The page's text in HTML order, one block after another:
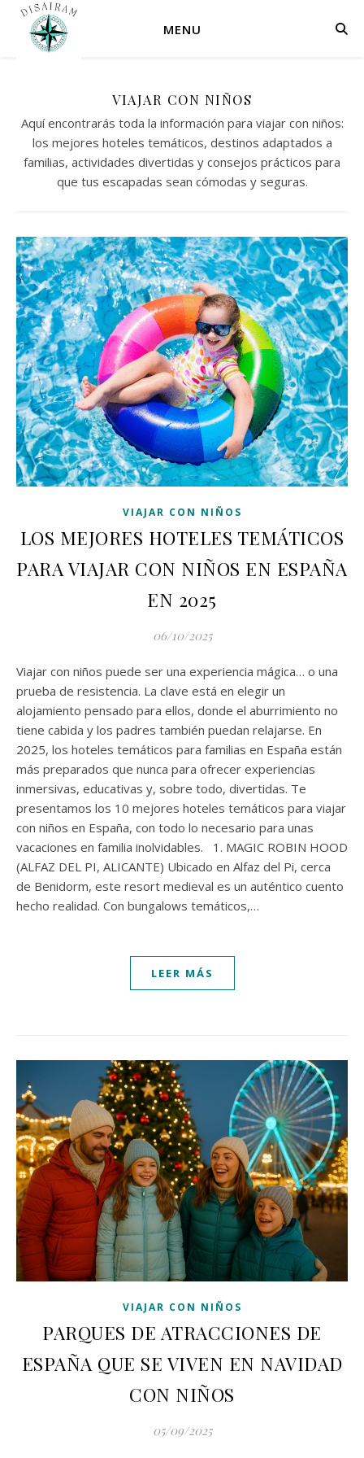
MENU
VIAJAR CON NIÑOS
Aquí encontrarás toda la información para viajar con niños:
los mejores hoteles temáticos, destinos adaptados a
familias, actividades divertidas y consejos prácticos para
que tus escapadas sean cómodas y seguras.
VIAJAR CON NIÑOS
LOS MEJORES HOTELES TEMÁTICOS
PARA VIAJAR CON NIÑOS EN ESPAÑA
EN 2025
06/10/2025
Viajar con niños puede ser una experiencia mágica… o una
prueba de resistencia. La clave está en elegir un
alojamiento pensado para ellos, donde el aburrimiento no
tiene cabida y los padres también puedan relajarse. En
2025, los hoteles temáticos para familias en España están
más preparados que nunca para ofrecer experiencias
inmersivas, educativas y, sobre todo, divertidas. Te
presentamos los 10 mejores hoteles temáticos para viajar
con niños en España, con todo lo necesario para unas
vacaciones en familia inolvidables. 1. MAGIC ROBIN HOOD
(ALFAZ DEL PI, ALICANTE) Ubicado en Alfaz del Pi, cerca
de Benidorm, este resort medieval es un auténtico cuento
hecho realidad. Con bungalows temáticos,…
LEER MÁS
VIAJAR CON NIÑOS
PARQUES DE ATRACCIONES DE
ESPAÑA QUE SE VIVEN EN NAVIDAD
CON NIÑOS
05/09/2025